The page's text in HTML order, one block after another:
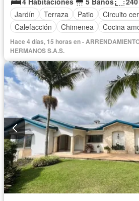
Jardín
Terraza Patio
Circuito
Calefacción
Chimenea Cocina
Hace 4 días, 15 horas en -
HERMANOS S.A.S.